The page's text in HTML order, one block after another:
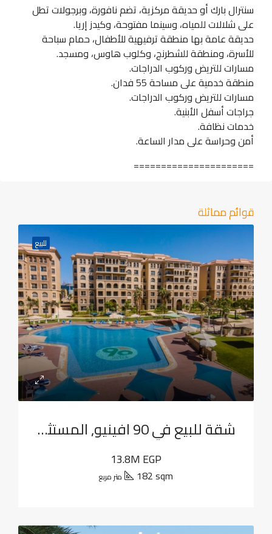
سنترال بارك أو حديقة مركزية، تضم نافورة، وبرجولات تطل
على شلالات للمياه، وسينما مفتوحة، وكيدز إريا.
حديقة عامة بها منطقة ترفيهية للأطفال، حمام سباحة
للأسرة، ومنطقة للشطرنج، وكلوب هاوس، ومسجد.
مسارات للتريض وركوب الدراجات.
منطقة خدمية على مساحة 55 فدان.
مسارات للتريض وركوب الدراجات.
جراجات أسفل الأبنية.
خدمات نظافة.
أمن وحراسة على مدار الساعة.
======================
قوائم مماثلة
للبيع
شقة للبيع في 90 افينيو, المستثمرين الجنوبية
13.8M EGP
182 sqm متر مربع